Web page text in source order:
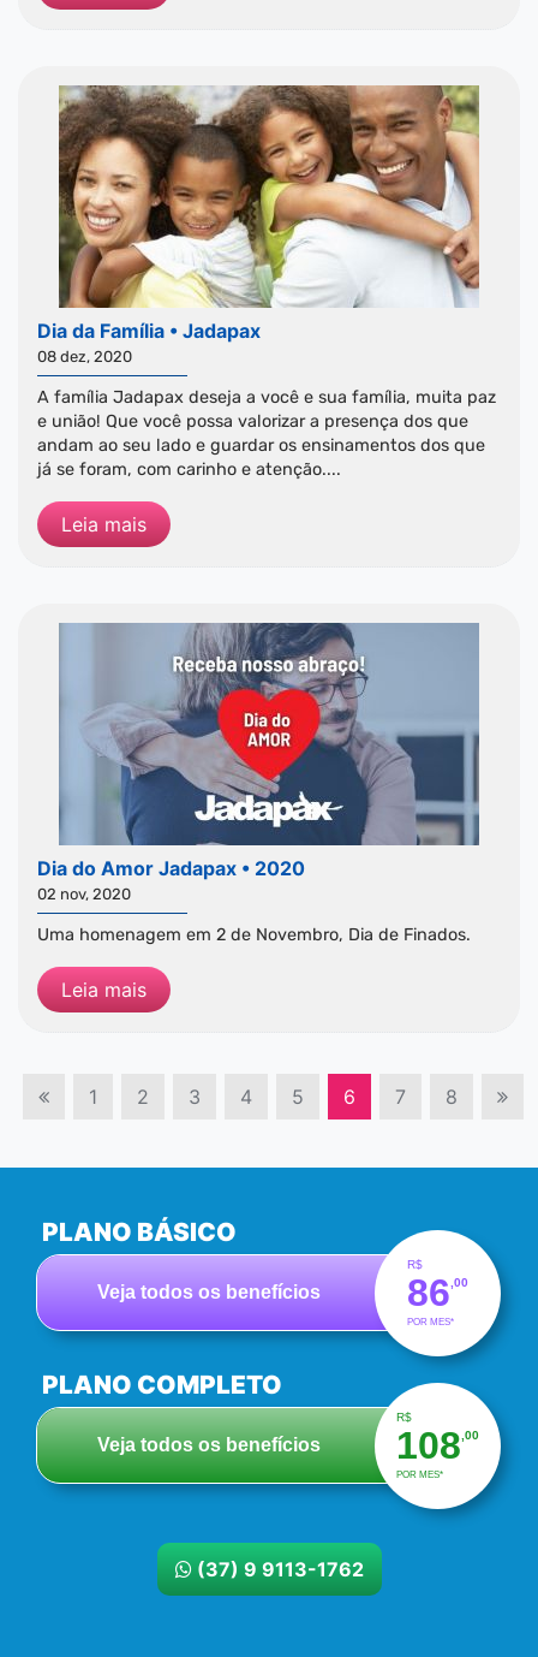
Dia da Família • Jadapax
08 dez, 2020
A família Jadapax deseja a você e sua família, muita paz
e união! Que você possa valorizar a presença dos que
andam ao seu lado e guardar os ensinamentos dos que
já se foram, com carinho e atenção....
Leia mais
Dia do Amor Jadapax • 2020
02 nov, 2020
Uma homenagem em 2 de Novembro, Dia de Finados.
Leia mais
1 2 3 4 5 6 7 8
PLANO BÁSICO
Veja todos os benefícios
R$
86 ,00
POR MES*
PLANO COMPLETO
Veja todos os benefícios
R$
108 ,00
POR MES*
(37) 9 9113-1762